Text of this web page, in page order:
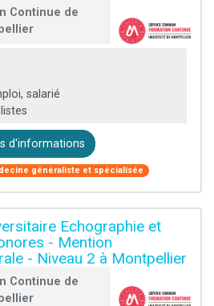
Continue de
salarié
d'informations
généraliste et spécialisée
Echographie et
- Mention
- Niveau 2 à Montpellier
Continue de